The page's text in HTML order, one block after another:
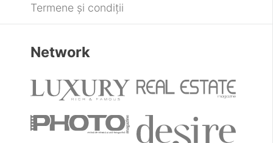
Termene și condiții
Network